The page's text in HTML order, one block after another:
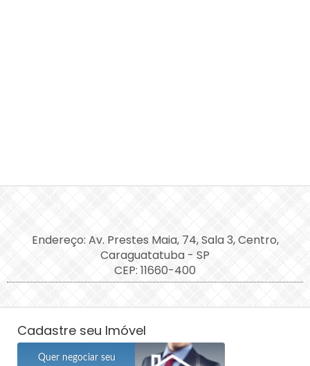
Endereço: Av. Prestes Maia, 74, Sala 3, Centro,
Caraguatatuba - SP
CEP: 11660-400
Cadastre seu Imóvel
Quer negociar seu